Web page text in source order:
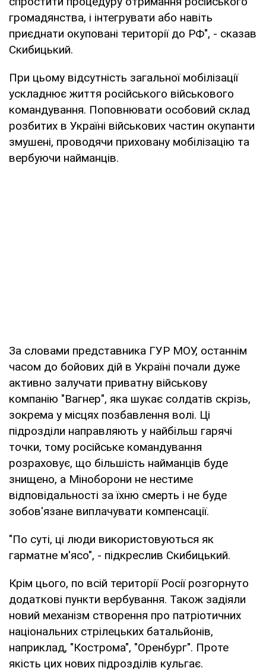
громадянства, і інтегрувати або навіть
приєднати окуповані території до РФ", - сказав
Скибицький.
При цьому відсутність загальної мобілізації
ускладнює життя російського військового
командування. Поповнювати особовий склад
розбитих в Україні військових частин окупанти
змушені, проводячи приховану мобілізацію та
вербуючи найманців.
За словами представника ГУР МОУ, останнім
часом до бойових дій в Україні почали дуже
активно залучати приватну військову
компанію "Вагнер", яка шукає солдатів скрізь,
зокрема у місцях позбавлення волі. Ці
підрозділи направляють у найбільш гарячі
точки, тому російське командування
розраховує, що більшість найманців буде
знищено, а Міноборони не нестиме
відповідальності за їхню смерть і не буде
зобов'язане виплачувати компенсації.
"По суті, ці люди використовуються як
гарматне м'ясо", - підкреслив Скибицький.
Крім цього, по всій території Росії розгорнуто
додаткові пункти вербування. Також задіяли
новий механізм створення про патріотичних
національних стрілецьких батальйонів,
наприклад, "Кострома", "Оренбург". Проте
якість цих нових підрозділів кульгає.